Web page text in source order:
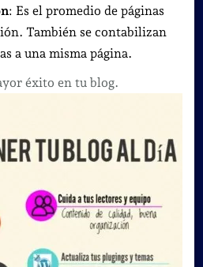
: Es el promedio de páginas
También se contabilizan
a una misma página.
éxito en tu blog.